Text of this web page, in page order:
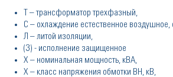
Т – трансформатор трехфазный,
С – охлаждение естественное воздушное,
Л – литой изоляции,
(З) - исполнение защищенное
Х – номинальная мощность, кВА,
Х – класс напряжения обмотки ВН, кВ,